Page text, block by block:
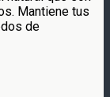
Mantiene tus
de